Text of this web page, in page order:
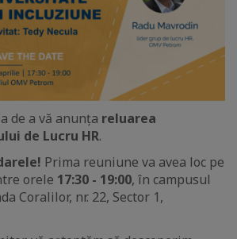
de a vă anunța reluarea
de Lucru HR.
Prima reuniune va avea loc pe
orele 17:30 - 19:00, în campusul
Coralilor, nr. 22, Sector 1,